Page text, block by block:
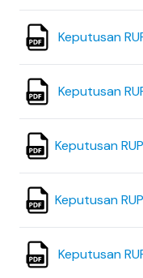
Keputusan
Keputusan
Keputusan
Keputusan
Keputusan